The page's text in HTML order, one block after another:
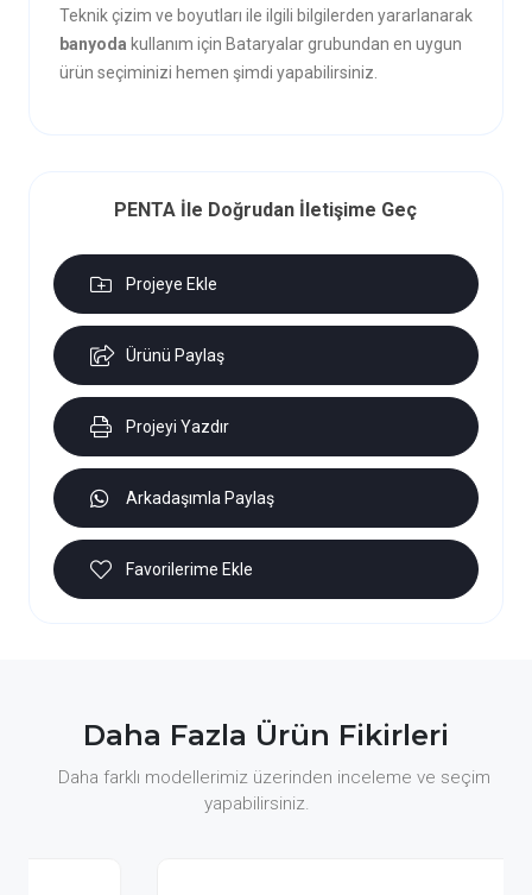
Teknik çizim ve boyutları ile ilgili bilgilerden yararlanarak
banyoda kullanım için Bataryalar grubundan en uygun
ürün seçiminizi hemen şimdi yapabilirsiniz.
PENTA İle Doğrudan İletişime Geç
Projeye Ekle
Ürünü Paylaş
Projeyi Yazdır
Arkadaşımla Paylaş
Favorilerime Ekle
Daha Fazla Ürün Fikirleri
Daha farklı modellerimiz üzerinden inceleme ve seçim
yapabilirsiniz.